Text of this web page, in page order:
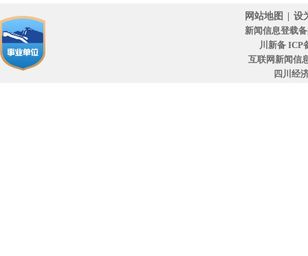
网站地图 | 设
新闻信息登载
川新备 ICP
互联网新闻信
四川经